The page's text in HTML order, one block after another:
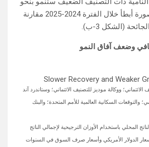
نقطة مئوية كاملة بصورة أبطأ خلال الفترة 2024-2025 مقارنة
(الشكل 3-ب).
ووكالة موديز للتصنيف الائتماني؛ وستاندرد آند
والتوقعات السكانية العالمية للأمم المتحدة؛ والبنك
المحلي باستخدام الأوزان الترجيحية لإجمالي الناتج
الدولار الأمريكي وأسعار صرف السوق في السنوات